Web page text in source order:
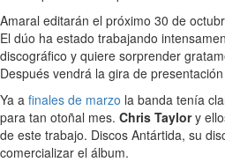
Amaral editarán el próximo 30 de
El dúo ha estado trabajando
discográfico y quiere sorprender
Después vendrá la gira de
Ya a finales de marzo la banda tenía
para tan otoñal mes. Chris Taylory
de este trabajo. Discos Antártida, su
comercializar el álbum.